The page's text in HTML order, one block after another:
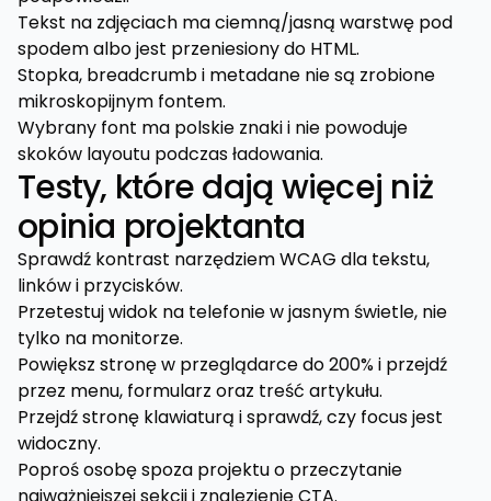
Tekst na zdjęciach ma ciemną/jasną warstwę pod
spodem albo jest przeniesiony do HTML.
Stopka, breadcrumb i metadane nie są zrobione
mikroskopijnym fontem.
Wybrany font ma polskie znaki i nie powoduje
skoków layoutu podczas ładowania.
Testy, które dają więcej niż
opinia projektanta
Sprawdź kontrast narzędziem WCAG dla tekstu,
linków i przycisków.
Przetestuj widok na telefonie w jasnym świetle, nie
tylko na monitorze.
Powiększ stronę w przeglądarce do 200% i przejdź
przez menu, formularz oraz treść artykułu.
Przejdź stronę klawiaturą i sprawdź, czy focus jest
widoczny.
Poproś osobę spoza projektu o przeczytanie